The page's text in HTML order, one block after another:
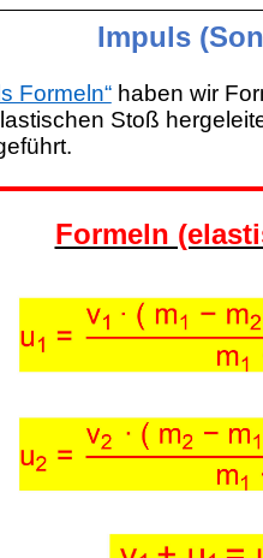
Impuls
Formeln“haben wir
Stoß
Formeln